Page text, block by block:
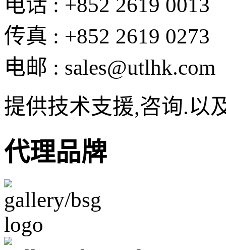
电话 : +852 2619 0013
传真 : +852 2619 0273
电邮 : sales@utlhk.com
提供技术支援,咨询.以
代理品牌